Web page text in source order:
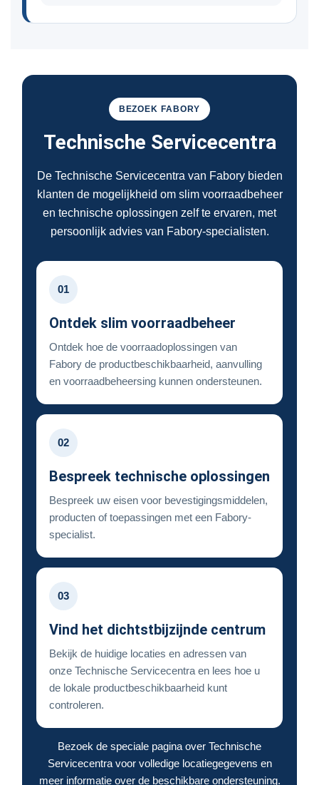
BEZOEK FABORY
Technische Servicecentra
De Technische Servicecentra van Fabory bieden
klanten de mogelijkheid om slim voorraadbeheer
en technische oplossingen zelf te ervaren, met
persoonlijk advies van Fabory-specialisten.
01
Ontdek slim voorraadbeheer
Ontdek hoe de voorraadoplossingen van
Fabory de productbeschikbaarheid, aanvulling
en voorraadbeheersing kunnen ondersteunen.
02
Bespreek technische oplossingen
Bespreek uw eisen voor bevestigingsmiddelen,
producten of toepassingen met een Fabory-
specialist.
03
Vind het dichtstbijzijnde centrum
Bekijk de huidige locaties en adressen van
onze Technische Servicecentra en lees hoe u
de lokale productbeschikbaarheid kunt
controleren.
Bezoek de speciale pagina over Technische
Servicecentra voor volledige locatiegegevens en
meer informatie over de beschikbare ondersteuning.